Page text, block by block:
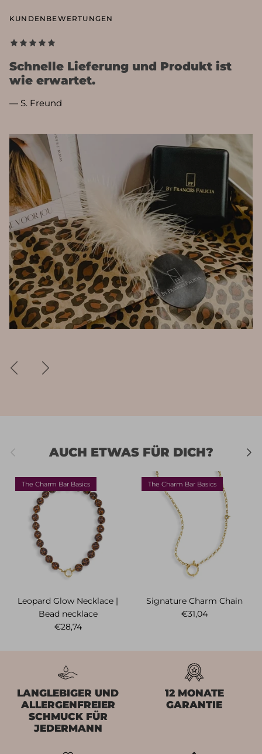
KUNDENBEWERTUNGEN
Schnelle Lieferung und Produkt ist
wie erwartet.
— S. Freund
VorherigeNächste
Vorherige AUCH ETWAS FÜR DICH?
The Charm Bar Basics
Leopard Glow Necklace |
Bead necklace
Normaler Preis
€28,74
The Charm Bar Basics
Signature Charm Chain
Normaler Preis
€31,04
LANGLEBIGER UND
ALLERGENFREIER
SCHMUCK FÜR
JEDERMANN
12 MONATE
GARANTIE